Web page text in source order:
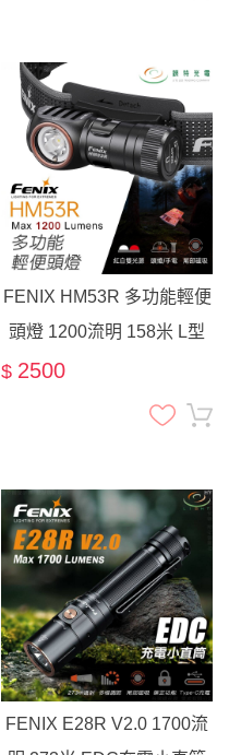
FENIX HM53R 多功能輕便
頭燈 1200流明 158米 L型
手電筒 EDC 抱夾 尾部磁吸
$ 2500
FENIX E28R V2.0 1700流